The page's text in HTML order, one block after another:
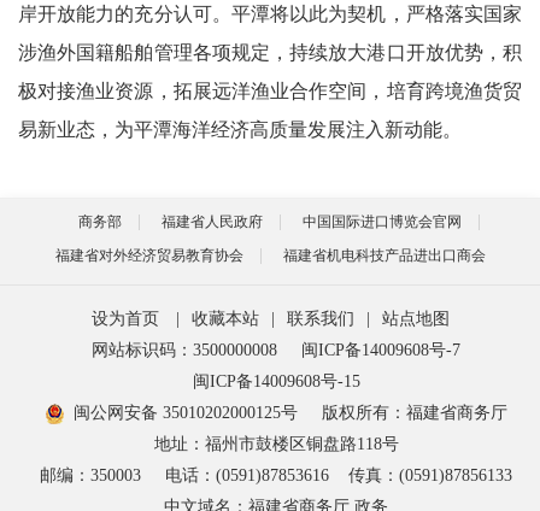
岸开放能力的充分认可。平潭将以此为契机，严格落实国家
涉渔外国籍船舶管理各项规定，持续放大港口开放优势，积
极对接渔业资源，拓展远洋渔业合作空间，培育跨境渔货贸
易新业态，为平潭海洋经济高质量发展注入新动能。
商务部 福建省人民政府
中国国际进口博览会官网
福建省对外经济贸易教育协会
福建省机电科技产品进出口商会
设为首页 收藏本站 联系我们
站点地图
网站标识码：3500000008
闽ICP备14009608号-7
闽ICP备14009608号-15
闽公网安备 35010202000125号
版权所有：福建省商务厅
地址：福州市鼓楼区铜盘路118号
邮编：350003
电话：(0591)87853616
传真：(0591)87856133
中文域名：福建省商务厅.政务